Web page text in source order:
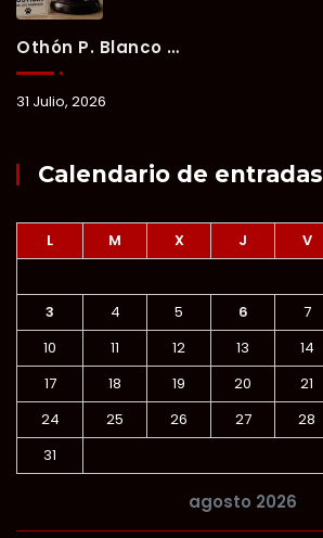
Othón P. Blanco Refrenda Su Compromiso Contra El Maltrato Animal: Vinculan A Proceso A Presunto Responsable Tras Denuncia Del Ayuntamiento.
31 Julio, 2026
Calendario de entradas
agosto 2026
L M X J V
3
4 5 6 7
10
11 12 13 14
17
18 19 20 21
24
25 26 27 28
31